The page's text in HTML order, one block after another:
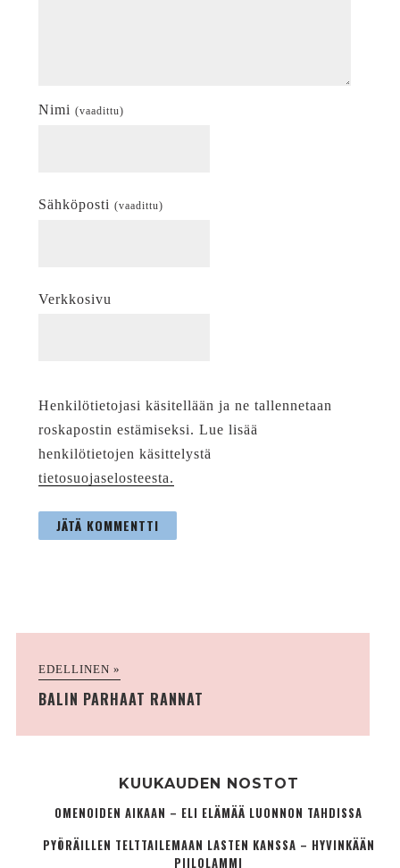
Nimi (vaadittu)
Sähköposti (vaadittu)
Verkkosivu
Henkilötietojasi käsitellään ja ne tallennetaan
roskapostin estämiseksi. Lue lisää
henkilötietojen käsittelystä
tietosuojaselosteesta.
EDELLINEN »
BALIN PARHAAT RANNAT
KUUKAUDEN NOSTOT
OMENOIDEN AIKAAN – ELI ELÄMÄÄ LUONNON TAHDISSA
PYÖRÄILLEN TELTTAILEMAAN LASTEN KANSSA – HYVINKÄÄN
PIILOLAMMI